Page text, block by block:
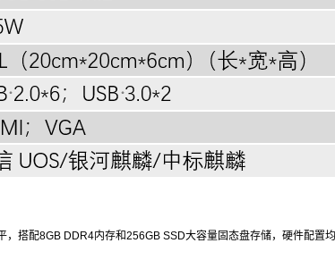
搭配8GB DDR4内存和256GB SSD大容量固态盘存储，硬件配置